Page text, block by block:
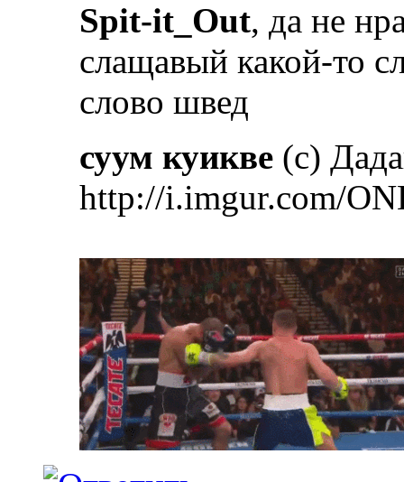
Spit-it_Out, да не
слащавый какой-то
слово швед
суум куикве (с)
http://i.imgur.com/